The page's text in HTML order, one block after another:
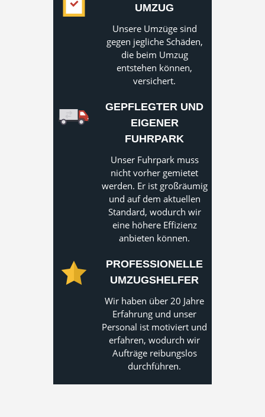
UMZUG
Unsere Umzüge sind
gegen jegliche Schäden,
die beim Umzug
entstehen können,
versichert.
GEPFLEGTER UND
EIGENER
FUHRPARK
Unser Fuhrpark muss
nicht vorher gemietet
werden. Er ist großräumig
und auf dem aktuellen
Standard, wodurch wir
eine höhere Effizienz
anbieten können.
PROFESSIONELLE
UMZUGSHELFER
Wir haben über 20 Jahre
Erfahrung und unser
Personal ist motiviert und
erfahren, wodurch wir
Aufträge reibungslos
durchführen.